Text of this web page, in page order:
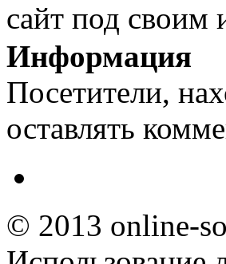
сайт под своим
Информация
Посетители,
оставлять
© 2013 online-